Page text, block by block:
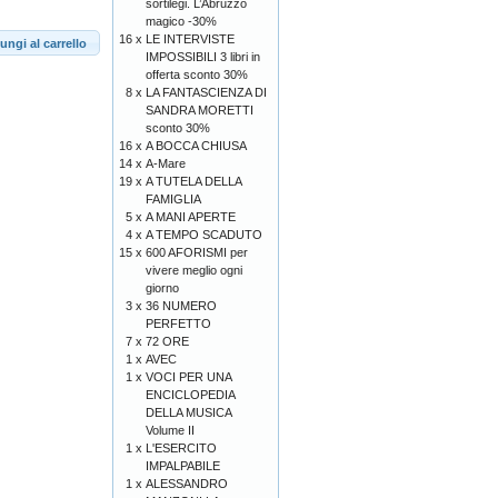
al carrello
sortilegi. L’Abruzzo
magico -30%
16 x LE INTERVISTE
IMPOSSIBILI 3 libri in
offerta sconto 30%
8 x LA FANTASCIENZA DI
SANDRA MORETTI
sconto 30%
16 x A BOCCA CHIUSA
14 x A-Mare
19 x A TUTELA DELLA
FAMIGLIA
5 x A MANI APERTE
4 x A TEMPO SCADUTO
15 x 600 AFORISMI per
vivere meglio ogni
giorno
3 x 36 NUMERO
PERFETTO
7 x 72 ORE
1 x AVEC
1 x VOCI PER UNA
ENCICLOPEDIA
DELLA MUSICA
Volume II
1 x L'ESERCITO
IMPALPABILE
1 x ALESSANDRO